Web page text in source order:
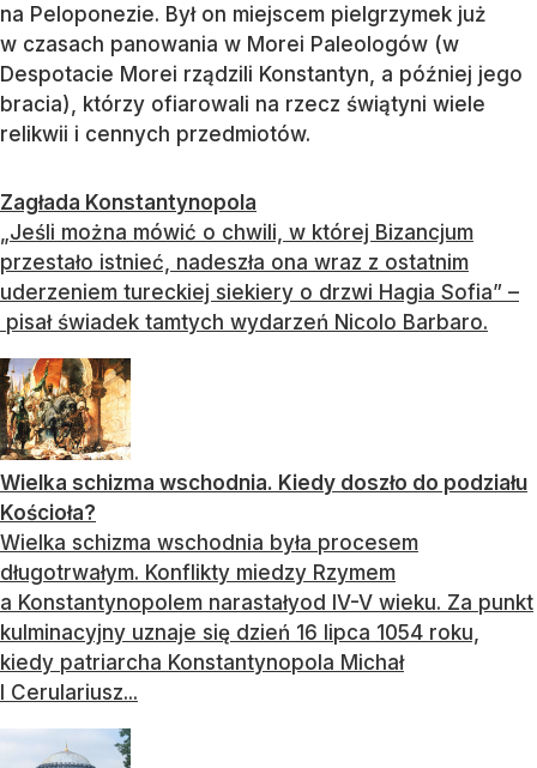
na Peloponezie. Był on miejscem pielgrzymek już
w czasach panowania w Morei Paleologów (w
Despotacie Morei rządzili Konstantyn, a później jego
bracia), którzy ofiarowali na rzecz świątyni wiele
relikwii i cennych przedmiotów.
Zagłada Konstantynopola
„Jeśli można mówić o chwili, w której Bizancjum
przestało istnieć, nadeszła ona wraz z ostatnim
uderzeniem tureckiej siekiery o drzwi Hagia Sofia” –
pisał świadek tamtych wydarzeń Nicolo Barbaro.
Wielka schizma wschodnia. Kiedy doszło do podziału
Kościoła?
Wielka schizma wschodnia była procesem
długotrwałym. Konflikty miedzy Rzymem
a Konstantynopolem narastałyod IV-V wieku. Za punkt
kulminacyjny uznaje się dzień 16 lipca 1054 roku,
kiedy patriarcha Konstantynopola Michał
I Cerulariusz...